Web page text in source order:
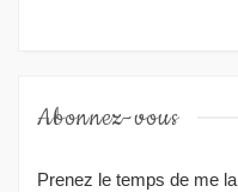
Abonnez-vous
Prenez le temps de me